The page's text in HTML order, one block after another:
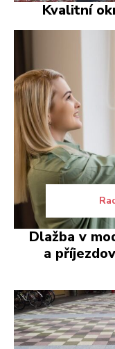
Kvalitní
Dlažba v
a